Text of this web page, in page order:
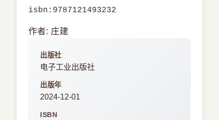
isbn:9787121493232
作者: 庄建
出版社
电子工业出版社
出版年
2024-12-01
ISBN